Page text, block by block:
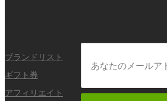
ブランドリスト
ギフト券
アフィリエイト